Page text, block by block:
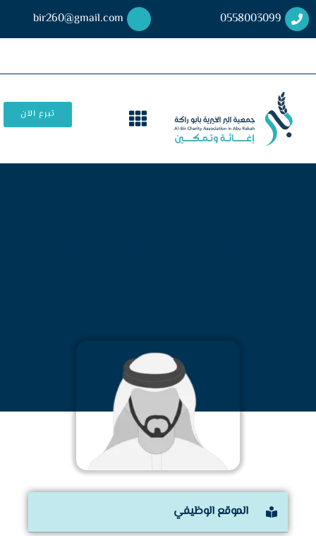
0558003099
bir260@gmail.com
تبرع الآن
الموقع الوظيفي